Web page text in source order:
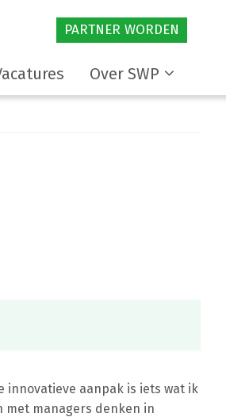
PARTNER WORDEN
Over SWP
innovatieve aanpak is iets wat ik
met managers denken in